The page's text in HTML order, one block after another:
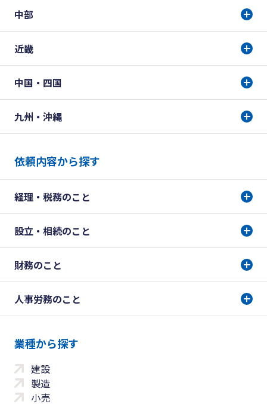
中部
近畿
中国・四国
九州・沖縄
依頼内容から探す
経理・税務のこと
設立・相続のこと
財務のこと
人事労務のこと
業種から探す
建設
製造
小売